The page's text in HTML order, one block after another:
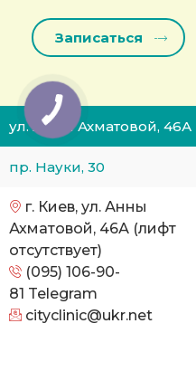
ул. Анны Ахматовой, 46А
г. Киев, ул. Анны
Ахматовой, 46А (лифт
отсутствует)
(095) 106-90-
81 Telegram
cityclinic@ukr.net
пр. Науки, 30